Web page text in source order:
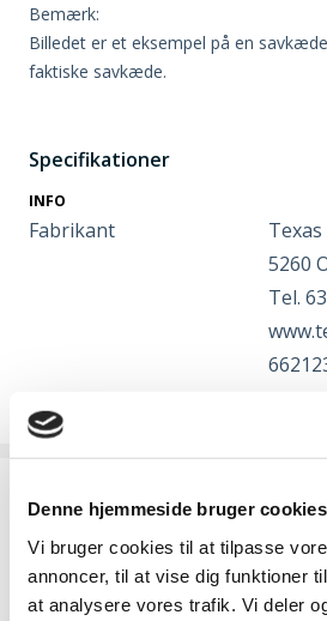
Denne hjemmeside bruger cookies
Vi bruger cookies til at tilpasse
annoncer, til at vise dig funktioner
at analysere vores trafik. Vi deler
Bemærk:
Billedet er et eksempel på en
faktiske savkæde.
Specifikationer
INFO
Fabrikant
5260
Tel.
Fragt
Pakkeshop
Privat